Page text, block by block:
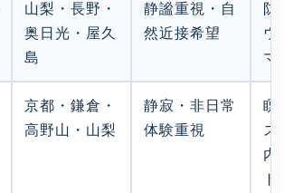
山梨・長野・
奥日光・屋久
島
静謐重視・自
然近接希望
防
ウ
マ
京都・鎌倉・
高野山・山梨
静寂・非日常
体験重視
瞑
ス
内